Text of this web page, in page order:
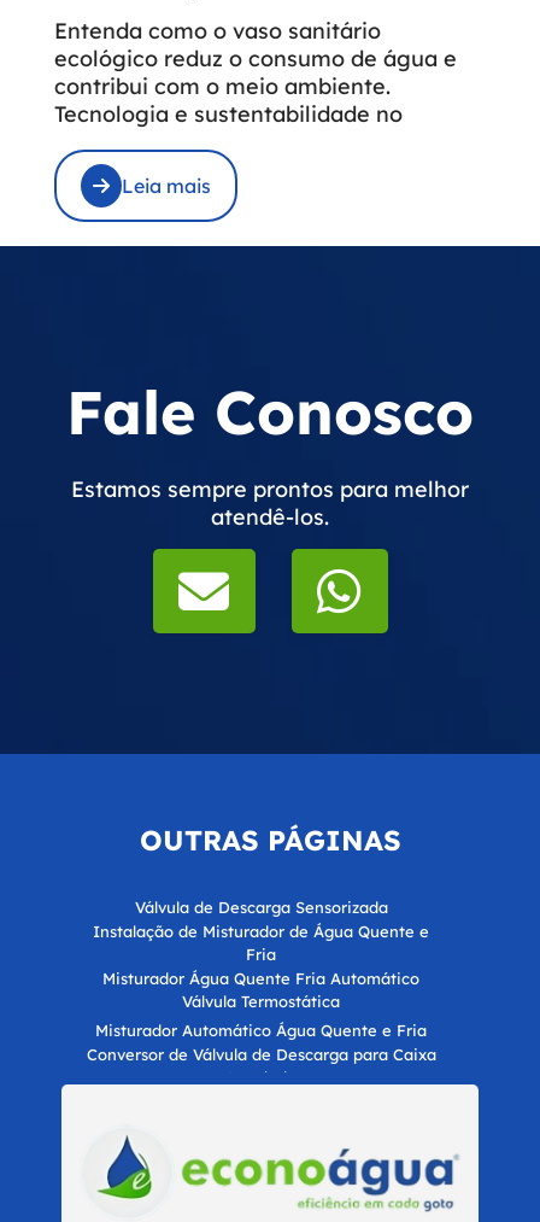
Entenda como o vaso sanitário
ecológico reduz o consumo de água e
contribui com o meio ambiente.
Tecnologia e sustentabilidade no
Leia mais
Fale Conosco
Estamos sempre prontos para melhor
atendê-los.
OUTRAS PÁGINAS
Válvula de Descarga Sensorizada
Instalação de Misturador de Água Quente e
Fria
Misturador Água Quente Fria Automático
Válvula Termostática
Misturador Automático Água Quente e Fria
Conversor de Válvula de Descarga para Caixa
Acoplada
Automatização Hídrica para Economia de Água
para Empresas
Certificação LEED para Construções